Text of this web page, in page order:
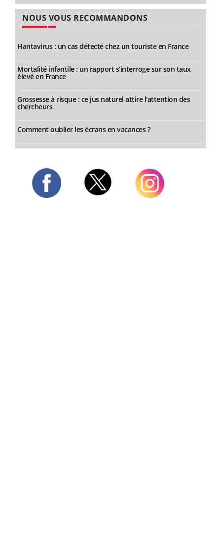
NOUS VOUS RECOMMANDONS
Hantavirus : un cas détecté chez un touriste en France
Mortalité infantile : un rapport s’interroge sur son taux
élevé en France
Grossesse à risque : ce jus naturel attire l'attention des
chercheurs
Comment oublier les écrans en vacances ?